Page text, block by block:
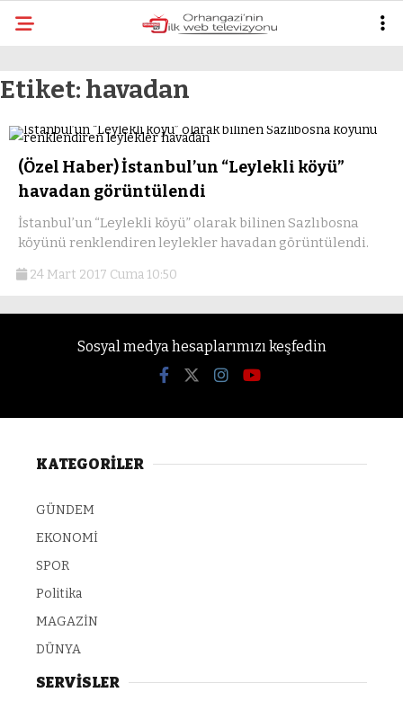
mostbet
Etiket: havadan
(Özel Haber) İstanbul’un “Leylekli köyü”
havadan görüntülendi
İstanbul’un “Leylekli köyü” olarak bilinen Sazlıbosna
köyünü renklendiren leylekler havadan görüntülendi.
24 Mart 2017 Cuma 10:50
Sosyal medya hesaplarımızı keşfedin
KATEGORİLER
GÜNDEM
EKONOMİ
SPOR
Politika
MAGAZİN
DÜNYA
SERVİSLER